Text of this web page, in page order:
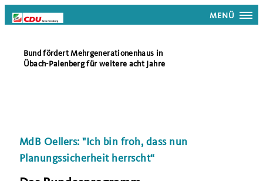
MENÜ
Bund fördert Mehrgenerationenhaus in
Übach-Palenberg für weitere acht Jahre
MdB Oellers: "Ich bin froh, dass nun
Planungssicherheit herrscht“